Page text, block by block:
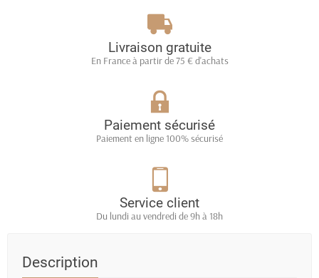
Livraison gratuite
En France à partir de 75 € d'achats
Paiement sécurisé
Paiement en ligne 100% sécurisé
Service client
Du lundi au vendredi de 9h à 18h
Description